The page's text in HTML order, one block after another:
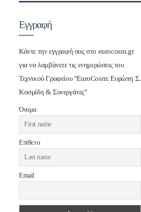
Εγγραφή
Κάντε την εγγραφή σας στο eurocosm.gr
για να λαμβάνετε τις ενημερώσεις του
Τεχνικού Γραφείου "EuroCosm: Ευρώπη Σ.
Κοσμίδη & Συνεργάτες"
Όνομα
Επίθετο
Email